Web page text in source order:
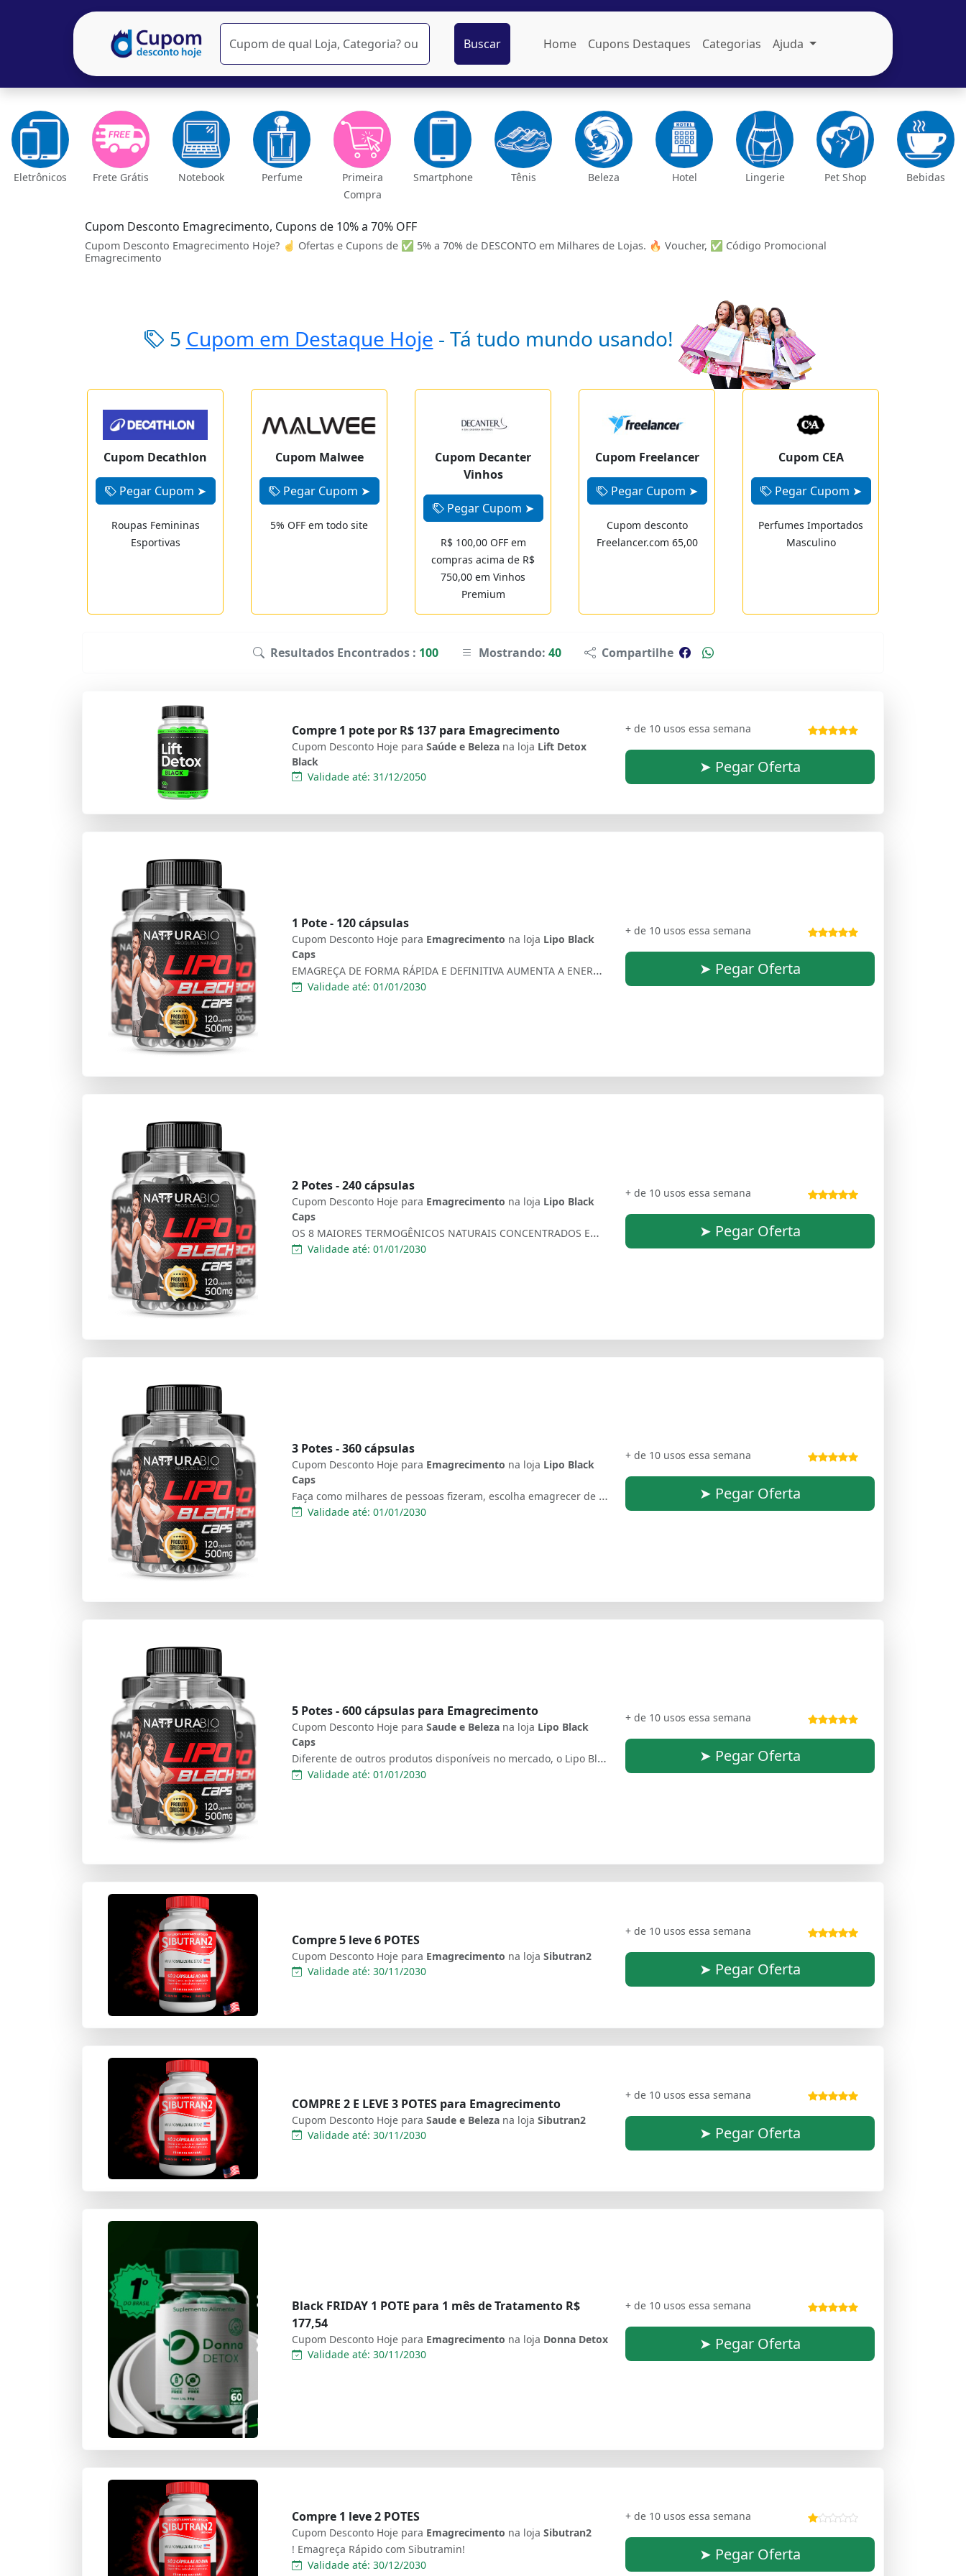
Buscar Home Cupons Destaques Categorias Ajuda
Eletrônicos Frete Grátis Notebook Perfume
Primeira
Compra
Smartphone Tênis Beleza Hotel Lingerie Pet Shop Bebidas
Cupom Desconto Emagrecimento, Cupons de 10% a 70% OFF
Cupom Desconto Emagrecimento Hoje? ☝ Ofertas e Cupons de ✅ 5% a 70% de DESCONTO em Milhares de Lojas. 🔥 Voucher, ✅ Código Promocional
Emagrecimento
5 Cupom em Destaque Hoje - Tá tudo mundo usando!
Cupom Decathlon
Pegar Cupom ➤
Roupas Femininas
Esportivas
Cupom Malwee
Pegar Cupom ➤
5% OFF em todo site
Cupom Decanter
Vinhos
Pegar Cupom ➤
R$ 100,00 OFF em
compras acima de R$
750,00 em Vinhos
Premium
Cupom Freelancer
Pegar Cupom ➤
Cupom desconto
Freelancer.com 65,00
Cupom CEA
Pegar Cupom ➤
Perfumes Importados
Masculino
Resultados Encontrados : 100 Mostrando: 40 Compartilhe
Compre 1 pote por R$ 137 para Emagrecimento
Cupom Desconto Hoje para Saúde e Beleza na loja Lift Detox
Black
Validade até: 31/12/2050
+ de 10 usos essa semana
➤ Pegar Oferta
1 Pote - 120 cápsulas
Cupom Desconto Hoje para Emagrecimento na loja Lipo Black
Caps
EMAGREÇA DE FORMA RÁPIDA E DEFINITIVA AUMENTA A ENERGIA E DISPOSIÇÃO CONTROLA A COMPULSÃO ACELERA O METABOLISMO CONTROLA O COLESTEROL DESTRÓI GORDURA LOCALIZADA REDUZ APETITE SEM EFEITO SANFONA
Validade até: 01/01/2030
+ de 10 usos essa semana
➤ Pegar Oferta
2 Potes - 240 cápsulas
Cupom Desconto Hoje para Emagrecimento na loja Lipo Black
Caps
OS 8 MAIORES TERMOGÊNICOS NATURAIS CONCENTRADOS EM CÁPSULAS 8X MAIS POTENTE, 100% COMPROVADO, 100% GARANTIDO.
Validade até: 01/01/2030
+ de 10 usos essa semana
➤ Pegar Oferta
3 Potes - 360 cápsulas
Cupom Desconto Hoje para Emagrecimento na loja Lipo Black
Caps
Faça como milhares de pessoas fizeram, escolha emagrecer de verdade, seja o próximo(a) a mandar seus resultados não perca tempo, PERCA PESO.
Validade até: 01/01/2030
+ de 10 usos essa semana
➤ Pegar Oferta
5 Potes - 600 cápsulas para Emagrecimento
Cupom Desconto Hoje para Saude e Beleza na loja Lipo Black
Caps
Diferente de outros produtos disponíveis no mercado, o Lipo Black é aprovado pela Anvisa nos termos da RDC 240 DE 26/07/2018, Sendo dispensado de Registro, pois é avaliado como 100% seguro. Lipo Black Caps se destaca por apresentar uma composição 100% natural, contando com poderosos ingredientes cuidadosamente selecionados, que trabalham em conjunto e garantem uma queima de gordura rápida e definitiva para o seu corpo.
Validade até: 01/01/2030
+ de 10 usos essa semana
➤ Pegar Oferta
Compre 5 leve 6 POTES
Cupom Desconto Hoje para Emagrecimento na loja Sibutran2
Validade até: 30/11/2030
+ de 10 usos essa semana
➤ Pegar Oferta
COMPRE 2 E LEVE 3 POTES para Emagrecimento
Cupom Desconto Hoje para Saude e Beleza na loja Sibutran2
Validade até: 30/11/2030
+ de 10 usos essa semana
➤ Pegar Oferta
Black FRIDAY 1 POTE para 1 mês de Tratamento R$
177,54
Cupom Desconto Hoje para Emagrecimento na loja Donna Detox
Validade até: 30/11/2030
+ de 10 usos essa semana
➤ Pegar Oferta
Compre 1 leve 2 POTES
Cupom Desconto Hoje para Emagrecimento na loja Sibutran2
! Emagreça Rápido com Sibutramin!
Validade até: 30/12/2030
+ de 10 usos essa semana
➤ Pegar Oferta